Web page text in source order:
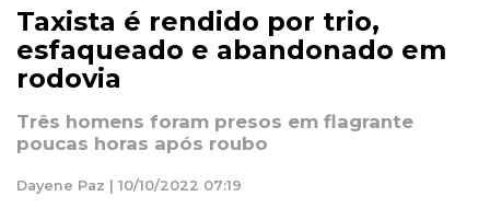
Taxista é rendido por trio,
esfaqueado e abandonado em
rodovia
Três homens foram presos em flagrante
poucas horas após roubo
Dayene Paz | 10/10/2022 07:19